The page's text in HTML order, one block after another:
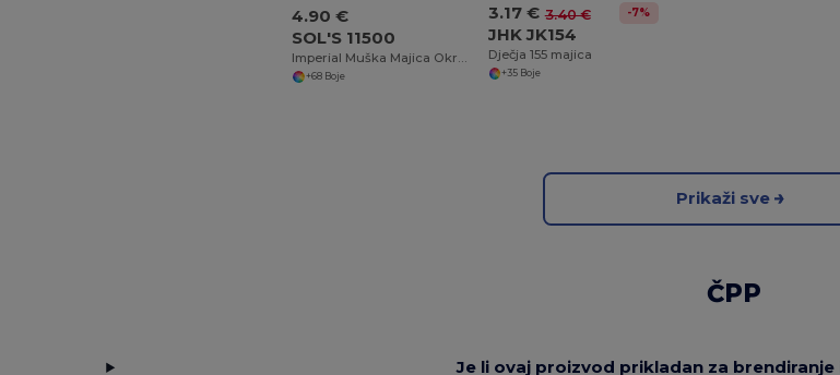
4.90 €
SOL'S 11500
+68 Boje
3.17 € 3.40 € -7%
JHK JK154
Dječja 155 majica
+35 Boje
Prikaži sve
ČPP
Je li ovaj proizvod prikladan za brendiranje